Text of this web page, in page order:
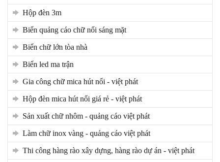
hộp đèn 3m
biển quảng cáo chữ nổi sáng mặt
biển chữ lớn tòa nhà
biển led ma trận
gia công chữ mica hút nổi - việt phát
hộp đèn mica hút nổi giá rẻ - việt phát
sản xuất chữ nhôm - quảng cáo việt phát
làm chữ inox vàng - quảng cáo việt phát
thi công hàng rào xây dựng, hàng rào dự án - việt phát